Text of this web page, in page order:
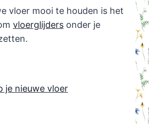
vloer mooi te houden is het
vloerglijdersonder je
je nieuwe vloer